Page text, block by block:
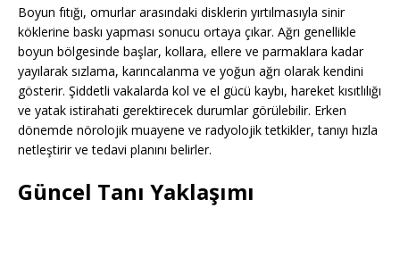
Boyun fıtığı, omurlar arasındaki disklerin yırtılmasıyla sinir
köklerine baskı yapması sonucu ortaya çıkar. Ağrı genellikle
boyun bölgesinde başlar, kollara, ellere ve parmaklara kadar
yayılarak sızlama, karıncalanma ve yoğun ağrı olarak kendini
gösterir. Şiddetli vakalarda kol ve el gücü kaybı, hareket kısıtlılığı
ve yatak istirahati gerektirecek durumlar görülebilir. Erken
dönemde nörolojik muayene ve radyolojik tetkikler, tanıyı hızla
netleştirir ve tedavi planını belirler.
Güncel Tanı Yaklaşımı